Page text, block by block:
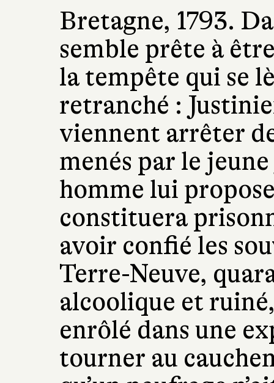
Bretagne, 1793.
semble prête à
la tempête qui se
retranché :
viennent arrêter
menés par le
homme lui
constituera
avoir confié les
Terre-Neuve,
alcoolique et
enrôlé dans une
tourner au